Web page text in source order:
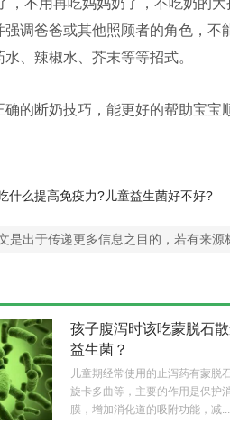
，不用再吃妈妈奶了，不吃奶的
强调爸爸或其他照顾者的角色，
、辣椒水、芥末等等招式。
的断奶技巧，能更好的帮助宝宝
什么提高免疫力?儿童益生菌好不好?
是出于传递更多信息之目的，若有来
孩子腹泻时该吃蒙脱石
益生菌？
儿童期经常使用的止泻药有蒙脱
旋卡多曲等，主要的作用是保护
膜，增加消化道的吸附功能，减...